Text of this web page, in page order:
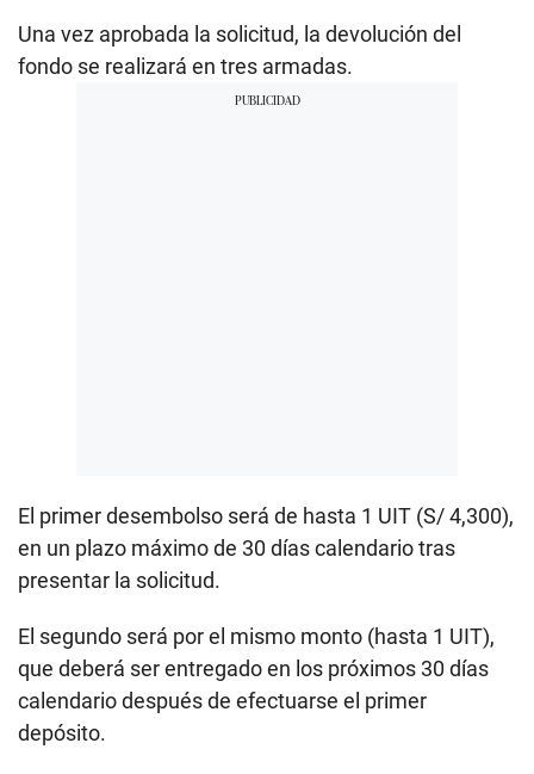
Una vez aprobada la solicitud, la devolución del
fondo se realizará en tres armadas.
El primer desembolso será de hasta 1 UIT (S/ 4,300),
en un plazo máximo de 30 días calendario tras
presentar la solicitud.
El segundo será por el mismo monto (hasta 1 UIT),
que deberá ser entregado en los próximos 30 días
calendario después de efectuarse el primer
depósito.